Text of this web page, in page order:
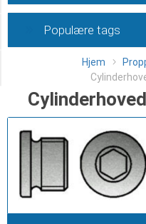
Hjem
Klasse
Populære tags